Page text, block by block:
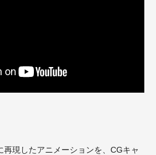
現したアニメーションを、CGキャ